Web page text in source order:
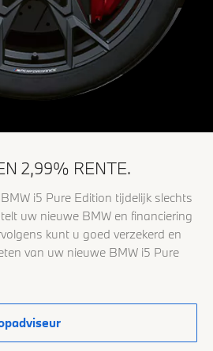
2,99% RENTE.
i5 Pure Edition tijdelijk slechts
uw nieuwe BMW en financiering
kunt u goed verzekerd en
van uw nieuwe BMW i5 Pure